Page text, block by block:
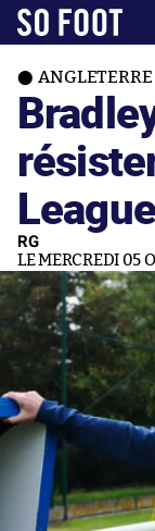
ANGLETERRE
League
RG
LE MERCREDI 05